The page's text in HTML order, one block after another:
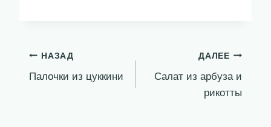
Навигация
по
НАЗАД
Палочки из цуккини
ДАЛЕЕ
Салат из арбуза и
рикотты